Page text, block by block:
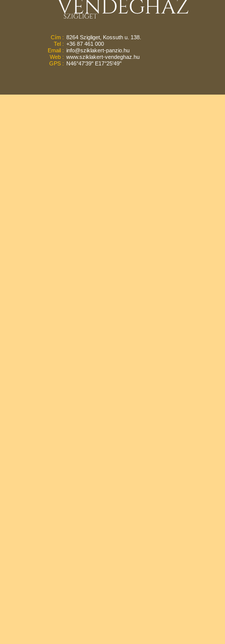
Cím : 8264 Szigliget, Kossuth u. 138.
Tel : +36 87 461 000
Email : info@sziklakert-panzio.hu
Web : www.sziklakert-vendeghaz.hu
GPS : N46°47'39" E17°25'49"